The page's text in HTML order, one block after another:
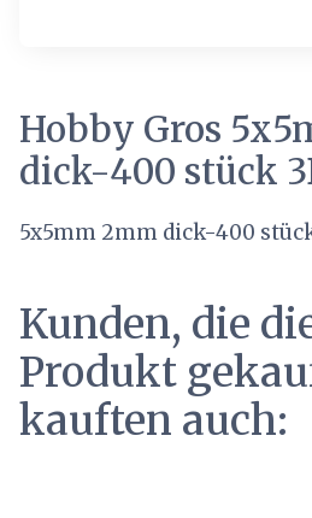
Hobby Gros
dick-400 stück
5x5mm 2mm dick-400
Kunden, die
Produkt
kauften auch: